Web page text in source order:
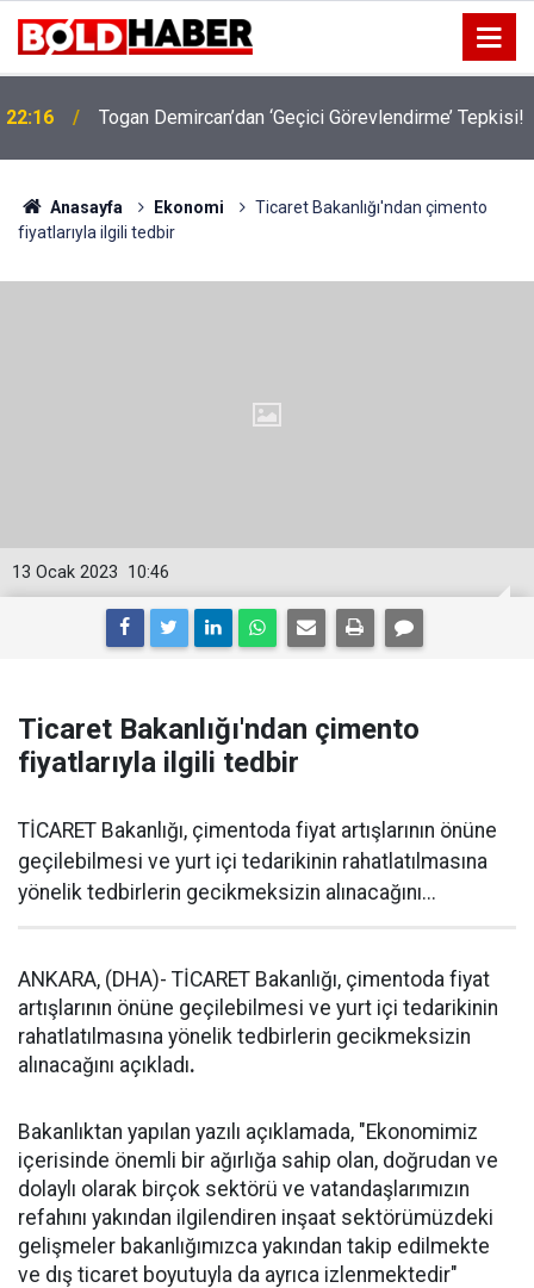
22:16 Togan Demircan’dan ‘Geçici Görevlendirme’ Tepkisi!
19:32 Sıcak Havalarda Ödem Şikayetini Hafife Almayın!
Anasayfa Ekonomi
Ticaret Bakanlığı'ndan çimento
fiyatlarıyla ilgili tedbir
10:46
13 Ocak 2023
Ticaret Bakanlığı'ndan çimento
fiyatlarıyla ilgili tedbir
TİCARET Bakanlığı, çimentoda fiyat artışlarının önüne
geçilebilmesi ve yurt içi tedarikinin rahatlatılmasına
yönelik tedbirlerin gecikmeksizin alınacağını...
ANKARA, (DHA)- TİCARET Bakanlığı, çimentoda fiyat
artışlarının önüne geçilebilmesi ve yurt içi tedarikinin
rahatlatılmasına yönelik tedbirlerin gecikmeksizin
alınacağını açıkladı.
Bakanlıktan yapılan yazılı açıklamada, "Ekonomimiz
içerisinde önemli bir ağırlığa sahip olan, doğrudan ve
dolaylı olarak birçok sektörü ve vatandaşlarımızın
refahını yakından ilgilendiren inşaat sektörümüzdeki
gelişmeler bakanlığımızca yakından takip edilmekte
ve dış ticaret boyutuyla da ayrıca izlenmektedir"